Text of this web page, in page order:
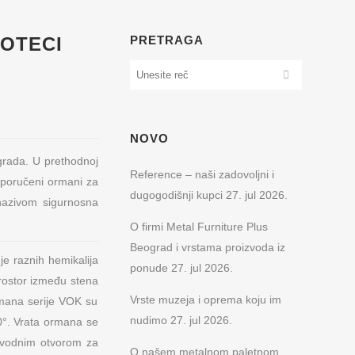
U prethodnoj
ormani za
sigurnosna
raznih hemikalija
između stena
serije VOK su
Vrata ormana se
otvorom za
PRETRAGA
NOVO
Reference – naši zadovoljni i
dugogodišnji kupci 27. jul 2026.
O firmi Metal Furniture Plus
Beograd i vrstama proizvoda iz
ponude 27. jul 2026.
Vrste muzeja i oprema koju im
nudimo 27. jul 2026.
O našem metalnom paletnom